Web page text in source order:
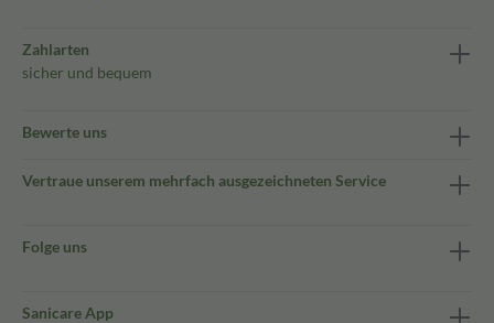
Zahlarten
sicher und bequem
Bewerte uns
Vertraue unserem mehrfach ausgezeichneten Service
Folge uns
Sanicare App